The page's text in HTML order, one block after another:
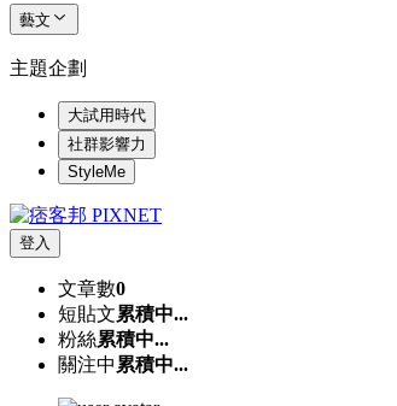
藝文
主題企劃
大試用時代
社群影響力
StyleMe
登入
文章數0
短貼文累積中...
粉絲累積中...
關注中 累積中...